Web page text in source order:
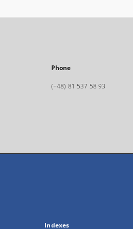
Phone
(+48) 81 537 58 93
Indexes